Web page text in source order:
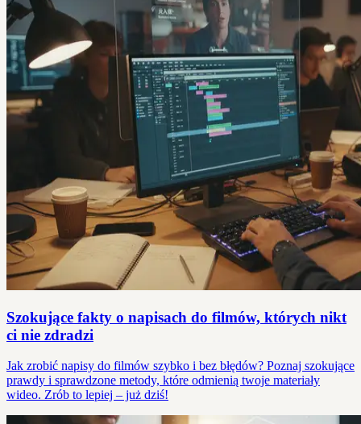
Szokujące fakty o napisach do filmów, których nikt
ci nie zdradzi
Jak zrobić napisy do filmów szybko i bez błędów? Poznaj szokujące
prawdy i sprawdzone metody, które odmienią twoje materiały
wideo. Zrób to lepiej – już dziś!